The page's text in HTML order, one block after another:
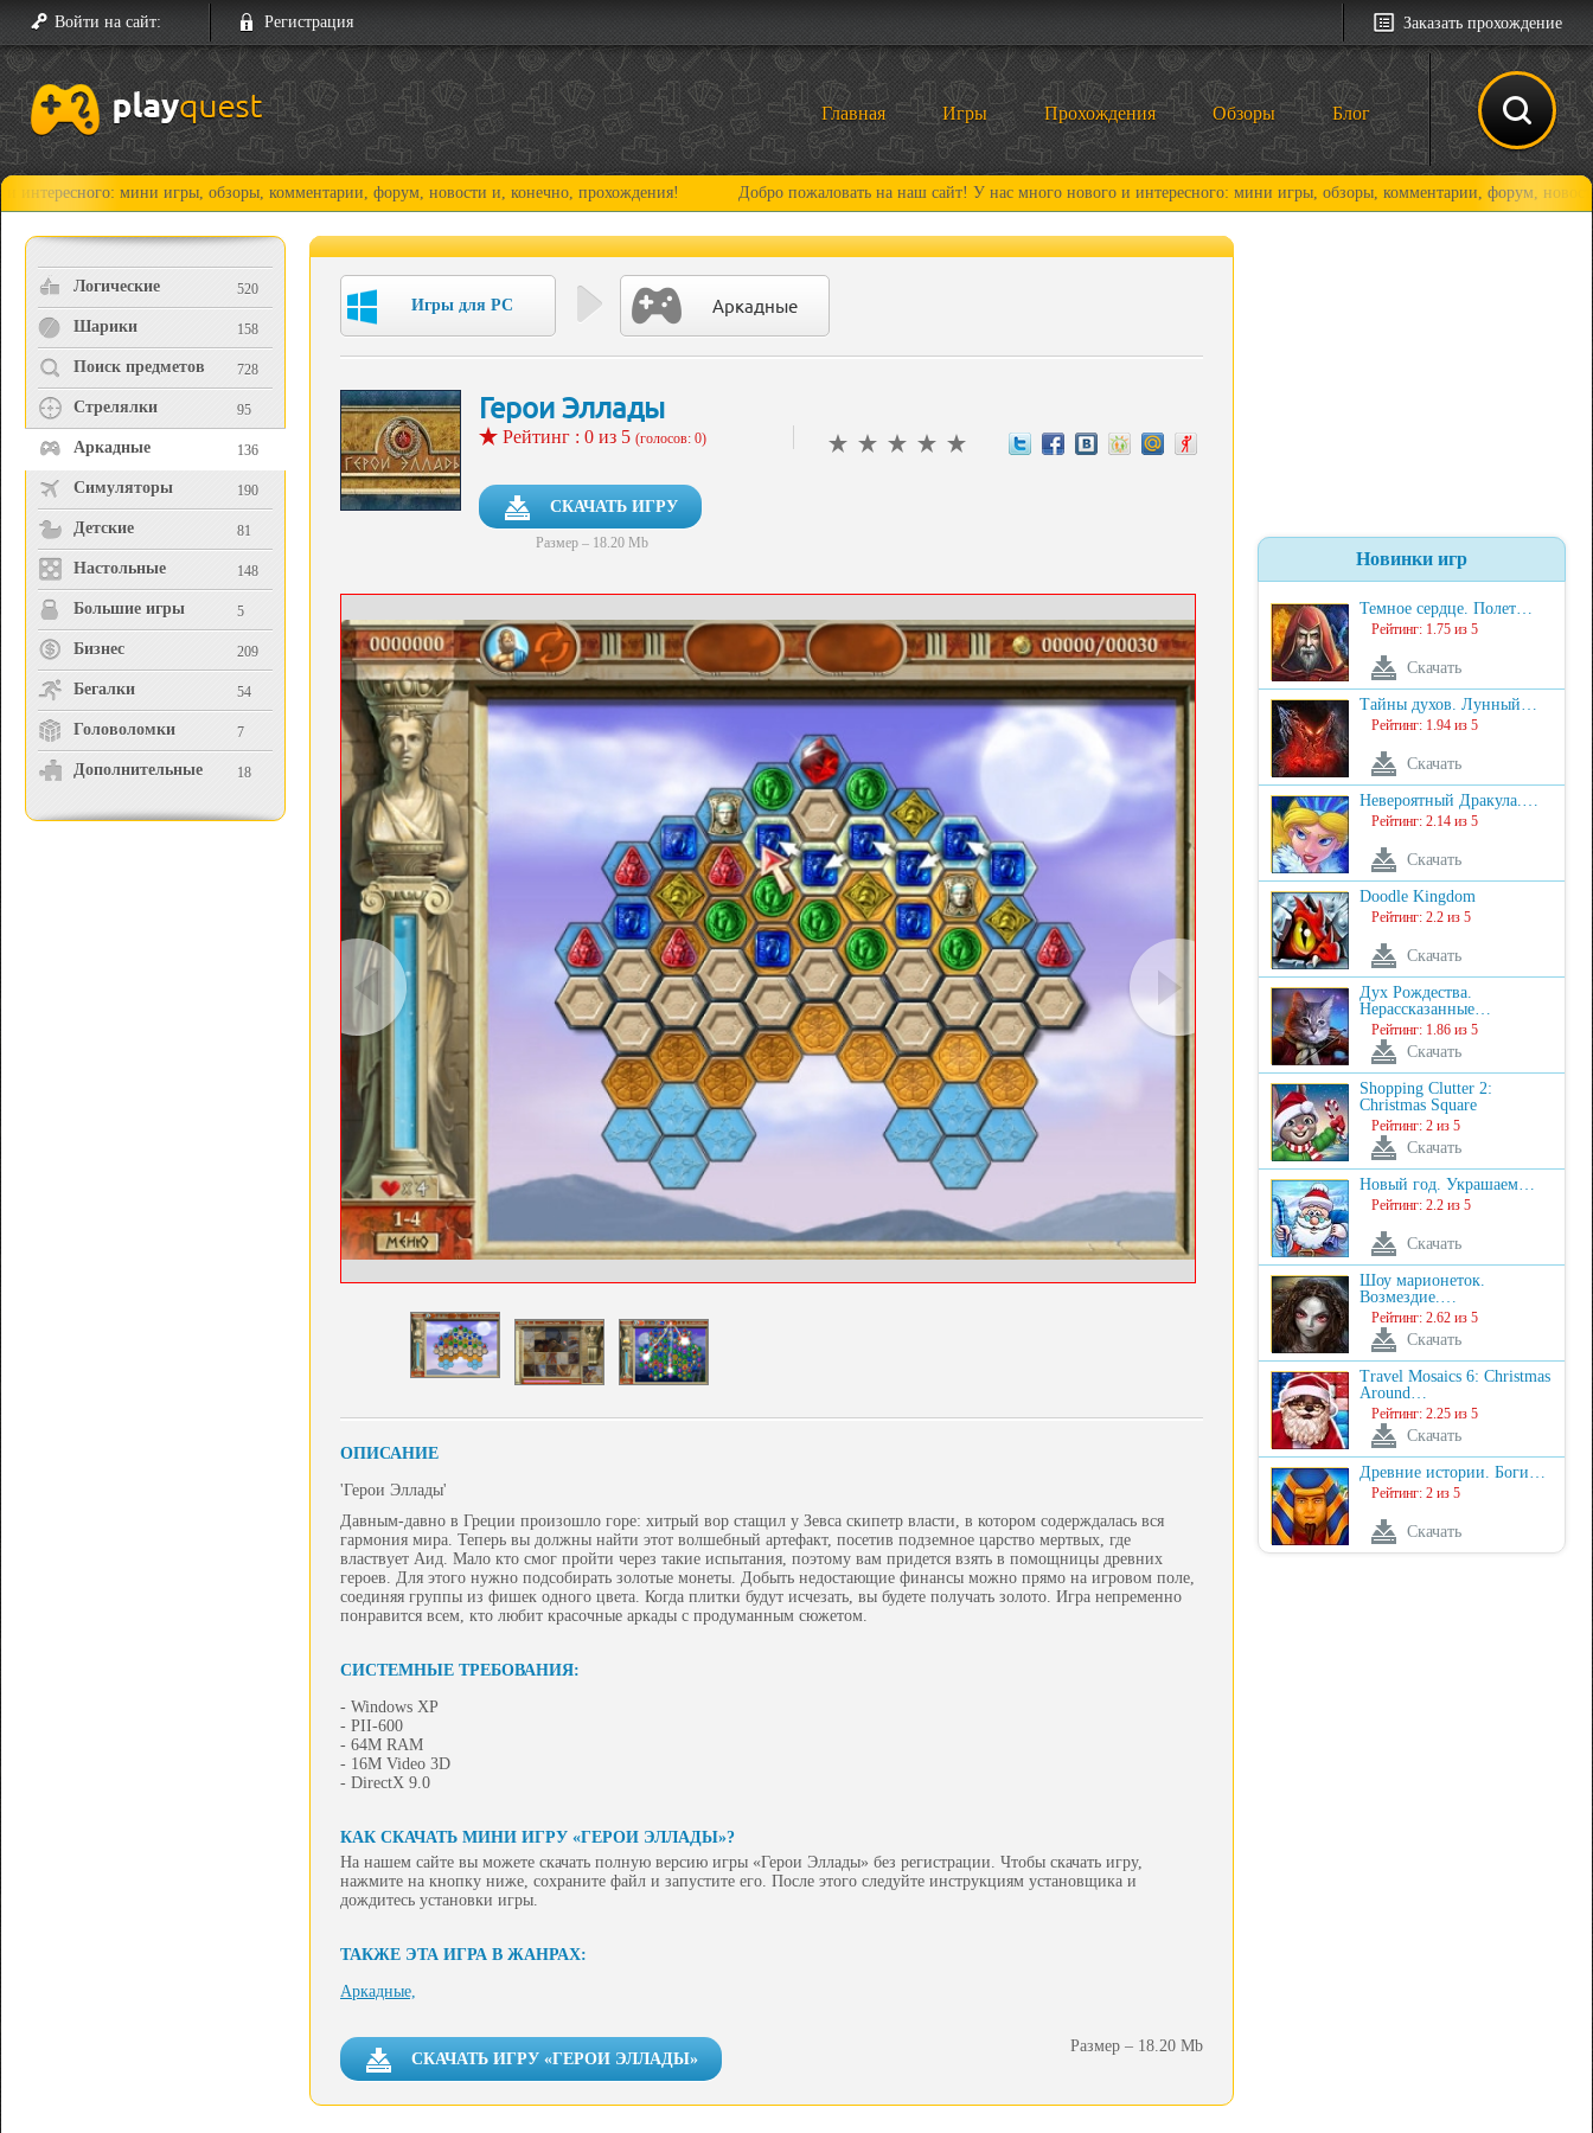
Войти на сайт: Регистрация Заказать прохождение
Главная Игры Прохождения Обзоры Блог
мини игры, обзоры, комментарии, форум, новости и, конечно, прохождения! Добро пожаловать на наш сайт! У нас много нового и интересного: мини игры, обзоры, комментарии, форум, новости и,
Логические 520
Шарики 158
Поиск предметов 728
Стрелялки 95
Аркадные 136
Симуляторы 190
Детские 81
Настольные 148
Большие игры 5
Бизнес 209
Бегалки 54
Головоломки 7
Дополнительные 18
Игры для PC Аркадные
Герои Эллады
Рейтинг : 0 из 5 (голосов: 0)
СКАЧАТЬ ИГРУ
Размер – 18.20 Mb
ОПИСАНИЕ
'Герои Эллады'
Давным-давно в Греции произошло горе: хитрый вор стащил у Зевса скипетр власти, в котором содерждалась вся
гармония мира. Теперь вы должны найти этот волшебный артефакт, посетив подземное царство мертвых, где
властвует Аид. Мало кто смог пройти через такие испытания, поэтому вам придется взять в помощницы древних
героев. Для этого нужно подсобирать золотые монеты. Добыть недостающие финансы можно прямо на игровом поле,
соединяя группы из фишек одного цвета. Когда плитки будут исчезать, вы будете получать золото. Игра непременно
понравится всем, кто любит красочные аркады с продуманным сюжетом.
СИСТЕМНЫЕ ТРЕБОВАНИЯ:
- Windows XP
- PII-600
- 64M RAM
- 16M Video 3D
- DirectX 9.0
КАК СКАЧАТЬ МИНИ ИГРУ «ГЕРОИ ЭЛЛАДЫ»?
На нашем сайте вы можете скачать полную версию игры «Герои Эллады» без регистрации. Чтобы скачать игру,
нажмите на кнопку ниже, сохраните файл и запустите его. После этого следуйте инструкциям установщика и
дождитесь установки игры.
ТАКЖЕ ЭТА ИГРА В ЖАНРАХ:
Аркадные,
СКАЧАТЬ ИГРУ «ГЕРОИ ЭЛЛАДЫ»
Размер – 18.20 Mb
Новинки игр
Темное сердце. Полет…
Рейтинг: 1.75 из 5
Скачать
Тайны духов. Лунный…
Рейтинг: 1.94 из 5
Скачать
Невероятный Дракула.…
Рейтинг: 2.14 из 5
Скачать
Doodle Kingdom
Рейтинг: 2.2 из 5
Скачать
Дух Рождества.
Нерассказанные…
Рейтинг: 1.86 из 5
Скачать
Shopping Clutter 2:
Christmas Square
Рейтинг: 2 из 5
Скачать
Новый год. Украшаем…
Рейтинг: 2.2 из 5
Скачать
Шоу марионеток.
Возмездие.…
Рейтинг: 2.62 из 5
Скачать
Travel Mosaics 6: Christmas
Around…
Рейтинг: 2.25 из 5
Скачать
Древние истории. Боги…
Рейтинг: 2 из 5
Скачать